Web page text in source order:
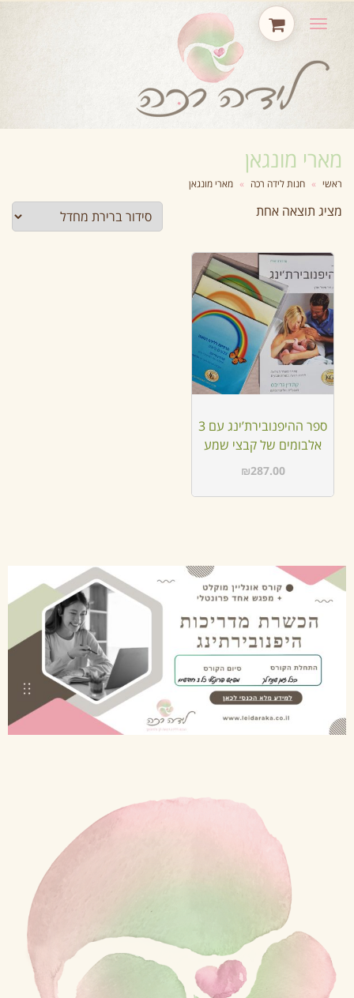
תפריט
מארי מונגאן
ראשי » חנות לידה רכה » מארי מונגאן
מציג תוצאה אחת
ספר ההיפנובירת’ינג עם 3
אלבומים של קבצי שמע
₪287.00